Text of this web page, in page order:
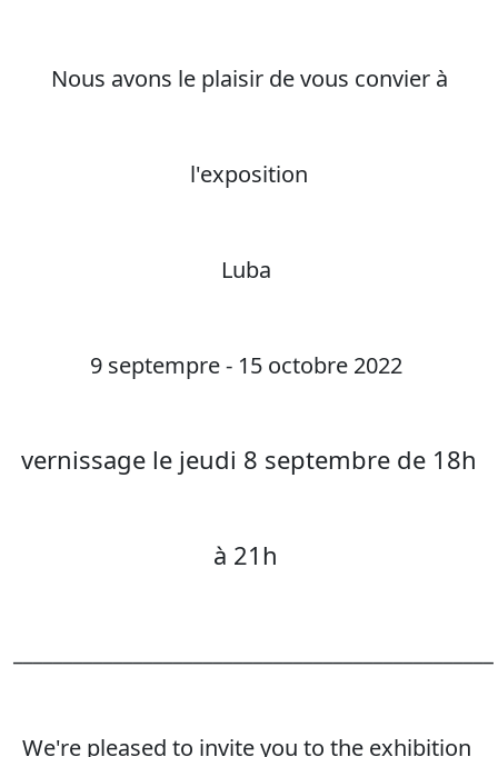
Nous avons le plaisir de vous convier à
l'exposition
Luba
9 septempre - 15 octobre 2022
vernissage le jeudi 8 septembre de 18h
à 21h
We're pleased to invite you to the exhibition